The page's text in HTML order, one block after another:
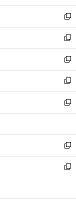
開
く
ウ
で
開
く
ン
ド
ウ
で
開
く
ウ
ィ
ン
ド
ウ
で
開
く
新
し
い
ウ
ィ
ン
ド
ウ
で
開
新
し
い
ウ
ィ
ン
ド
ウ
開
く
新
し
い
ウ
ィ
ン
ウ
で
開
く
新
し
い
ウ
ン
ド
ウ
で
新
し
ウ
ィ
ン
ド
開
新
し
い
ン
新
ウ